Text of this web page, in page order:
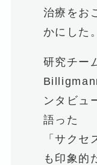
治療をお
かにした。
研究チー
ンタビュ
語った
「サク
も印象的